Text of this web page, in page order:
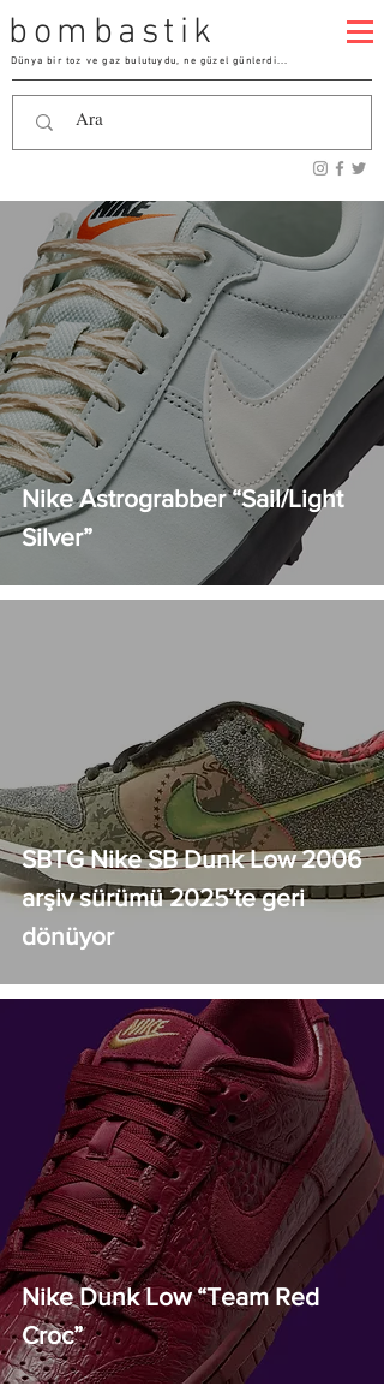
bombastik
Dünya bir toz ve gaz bulutuydu, ne güzel günlerdi...
Nike Astrograbber “Sail/Light
Silver”
SBTG Nike SB Dunk Low 2006
arşiv sürümü 2025’te geri
dönüyor
Nike Dunk Low “Team Red
Croc”